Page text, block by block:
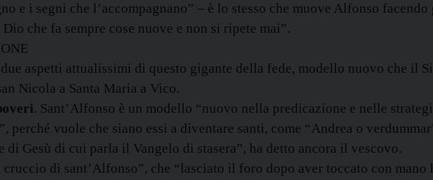
e i segni che l’accompagnano” – è lo stesso che muove Alfonso
che fa sempre cose nuove e non si ripete mai”.
aspetti attualissimi di questo gigante della fede, modello nuovo che il
Nicola a Santa Maria a Vico.
. Sant’Alfonso è un modello “nuovo nella predicazione e nelle
perché vuole che siano essi a diventare santi, come “Andrea o
di Gesù di cui parla il Vangelo di stasera”, ha detto ancora il vescovo.
di sant’Alfonso”, che “lasciato il foro dopo aver toccato con